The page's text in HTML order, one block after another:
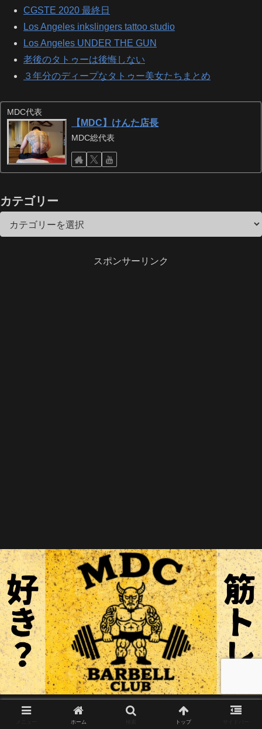
CGSTE 2020 最終日
Los Angeles inkslingers tattoo studio
Los Angeles UNDER THE GUN
老後のタトゥーは後悔しない
３年分のディープなタトゥー美女たちまとめ
MDC代表
【MDC】けんた店長
MDC総代表
カテゴリー
スポンサーリンク
ホーム トップ